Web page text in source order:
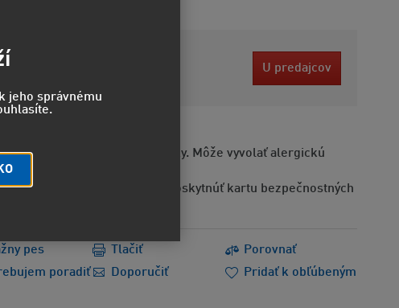
EUR U predajcov
- Obsahuje alergénne látky. Môže vyvolať alergickú
- Na požiadanie možno poskytnúť kartu bezpečnostných
pes
Porovnať
poradiť
Doporučiť
Tlačiť
Pridať k obľúbeným
jeho správnému